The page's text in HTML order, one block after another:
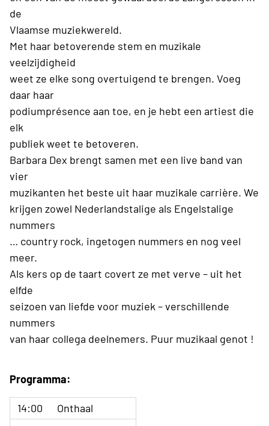
de
Vlaamse muziekwereld.
Met haar betoverende stem en muzikale
veelzijdigheid
weet ze elke song overtuigend te brengen. Voeg
daar haar
podiumprésence aan toe, en je hebt een artiest die
elk
publiek weet te betoveren.
Barbara Dex brengt samen met een live band van
vier
muzikanten het beste uit haar muzikale carrière. We
krijgen zowel Nederlandstalige als Engelstalige
nummers
… country rock, ingetogen nummers en nog veel
meer.
Als kers op de taart covert ze met verve – uit het
elfde
seizoen van liefde voor muziek – verschillende
nummers
van haar collega deelnemers. Puur muzikaal genot !
Programma:
14:00
Onthaal